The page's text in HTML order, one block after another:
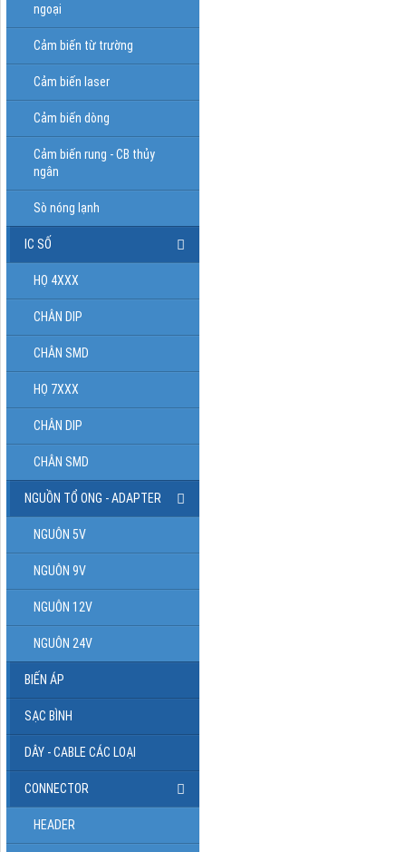
ngoại
Cảm biến từ trường
Cảm biến laser
Cảm biến dòng
Cảm biến rung - CB thủy
ngân
Sò nóng lạnh
IC SỐ
HỌ 4XXX
CHÂN DIP
CHÂN SMD
HỌ 7XXX
CHÂN DIP
CHÂN SMD
NGUỒN TỔ ONG - ADAPTER
NGUÔN 5V
NGUÔN 9V
NGUÔN 12V
NGUÔN 24V
BIẾN ÁP
SẠC BÌNH
DÂY - CABLE CÁC LOẠI
CONNECTOR
HEADER